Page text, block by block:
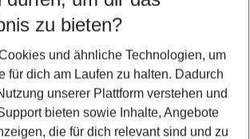
5-8 Nächte
Keine Kinder
Mehr Filter anzeigen
zu bieten?
und ähnliche Technologien, um
für dich am Laufen zu halten. Dadurch
unserer Plattform verstehen und
bieten sowie Inhalte, Angebote
die für dich relevant sind und zu